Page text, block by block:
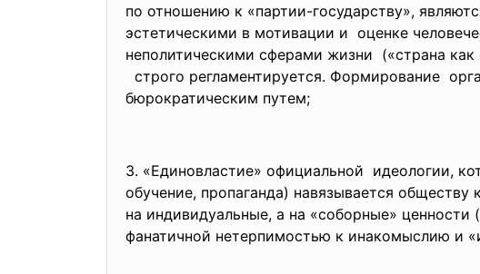
по отношению к «партии-государству»,
эстетическими в мотивации и оценке
неполитическими сферами жизни («страна как
строго регламентируется. Формирование
бюрократическим путем;
3. «Единовластие» официальной идеологии,
обучение, пропаганда) навязывается
на индивидуальные, а на «соборные» ценности
фанатичной нетерпимостью к инакомыслию и